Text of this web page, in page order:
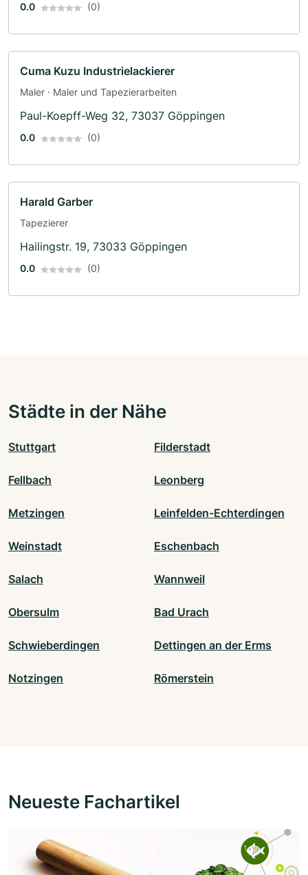
0.0 (0)
Cuma Kuzu Industrielackierer
Maler · Maler und Tapezierarbeiten
Paul-Koepff-Weg 32, 73037 Göppingen
0.0 (0)
Harald Garber
Tapezierer
Hailingstr. 19, 73033 Göppingen
0.0 (0)
Städte in der Nähe
Stuttgart Filderstadt
Fellbach Leonberg
Metzingen Leinfelden-Echterdingen
Weinstadt Eschenbach
Salach Wannweil
Obersulm Bad Urach
Schwieberdingen Dettingen an der Erms
Notzingen Römerstein
Neueste Fachartikel